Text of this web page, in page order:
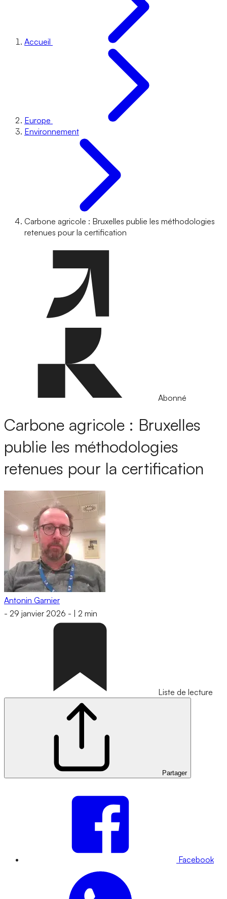
Accueil
Europe
Environnement
Carbone agricole : Bruxelles publie les méthodologies
retenues pour la certification
Abonné
Carbone agricole : Bruxelles
publie les méthodologies
retenues pour la certification
Antonin Garnier
- 29 janvier 2026 - 2 min
Liste de lecture
Partager
Facebook